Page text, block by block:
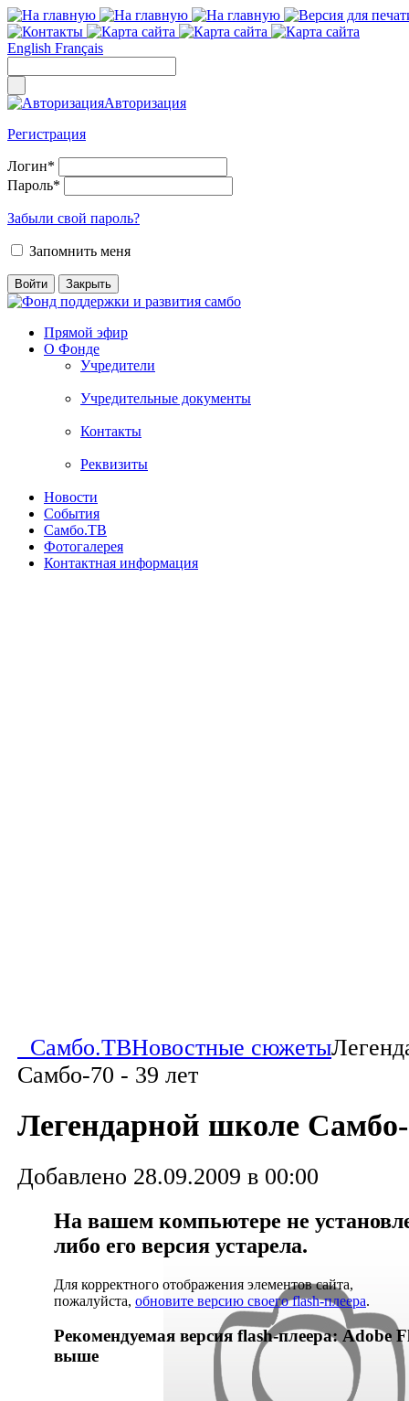
English Français
Авторизация
Регистрация
Логин*
Пароль*
Забыли свой пароль?
Запомнить меня
Прямой эфир
О Фонде
Учредители
Учредительные документы
Контакты
Реквизиты
Новости
События
Самбо.ТВ
Фотогалерея
Контактная информация
Самбо.ТВНовостные сюжеты
Самбо-70 - 39 лет
Легендарной школе Самбо-
Добавлено 28.09.2009 в 00:00
На вашем компьютере не
либо его версия устарела.
Для корректного отображения элементов сайта,
пожалуйста, обновите версию своего flash-плеера.
Рекомендуемая версия flash-плеера: Adobe
выше